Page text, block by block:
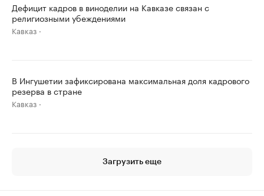
Дефицит кадров в виноделии на Кавказе связан с
религиозными убеждениями
Кавказ
В Ингушетии зафиксирована максимальная доля кадрового
резерва в стране
Кавказ
Загрузить еще